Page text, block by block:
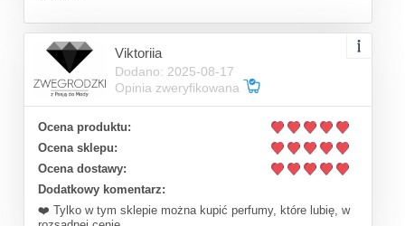
Viktoriia
Dodano: 2025-08-17
Opinia zweryfikowana
Ocena produktu:
Ocena sklepu:
Ocena dostawy:
Dodatkowy komentarz:
❤️ Tylko w tym sklepie można kupić perfumy, które lubię, w